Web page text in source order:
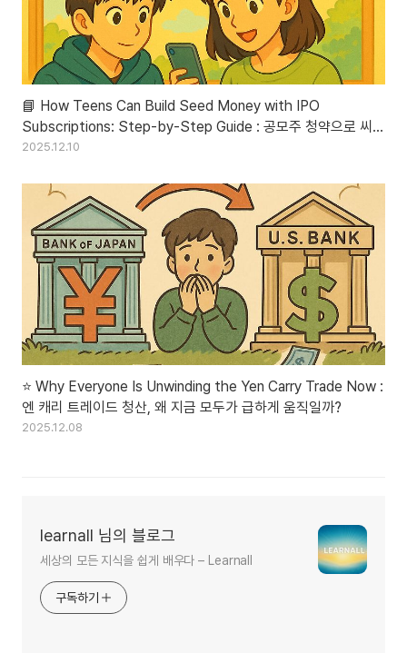
📘 How Teens Can Build Seed Money with IPO
Subscriptions: Step-by-Step Guide : 공모주 청약으로 씨드
머니 만들기: 청소년을 위한 실전 가이드
2025.12.10
⭐ Why Everyone Is Unwinding the Yen Carry Trade Now :
엔 캐리 트레이드 청산, 왜 지금 모두가 급하게 움직일까?
2025.12.08
learnall 님의 블로그
세상의 모든 지식을 쉽게 배우다 – Learnall
구독하기